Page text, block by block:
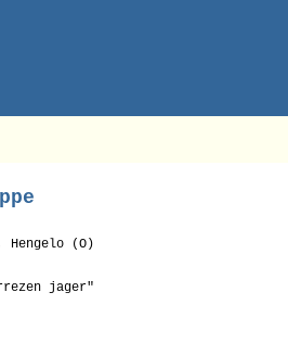
Hengelo (O)
jager"